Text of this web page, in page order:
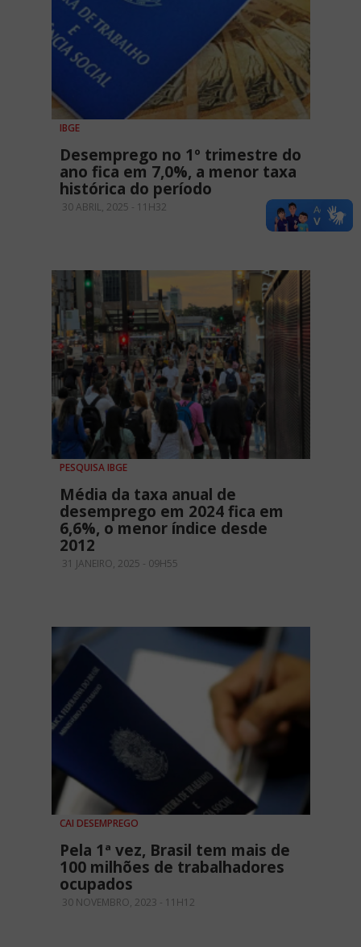
IBGE
Desemprego no 1º trimestre do
ano fica em 7,0%, a menor taxa
histórica do período
30 ABRIL, 2025 - 11H32
PESQUISA IBGE
Média da taxa anual de
desemprego em 2024 fica em
6,6%, o menor índice desde
2012
31 JANEIRO, 2025 - 09H55
CAI DESEMPREGO
Pela 1ª vez, Brasil tem mais de
100 milhões de trabalhadores
ocupados
30 NOVEMBRO, 2023 - 11H12